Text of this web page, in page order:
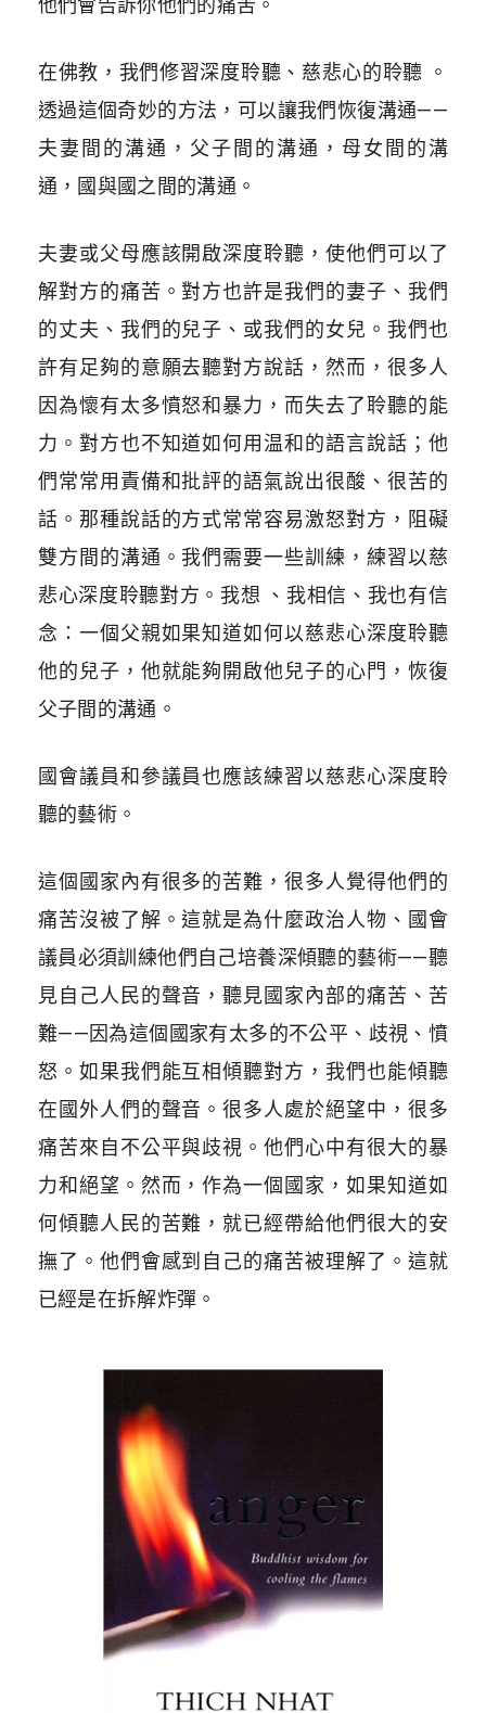
他們會告訴你他們的痛苦。
在佛教，我們修習深度聆聽、慈悲心的聆聽 。
透過這個奇妙的方法，可以讓我們恢復溝通——
夫妻間的溝通，父子間的溝通，母女間的溝
通，國與國之間的溝通。
夫妻或父母應該開啟深度聆聽，使他們可以了
解對方的痛苦。對方也許是我們的妻子、我們
的丈夫、我們的兒子、或我們的女兒。我們也
許有足夠的意願去聽對方說話，然而，很多人
因為懷有太多憤怒和暴力，而失去了聆聽的能
力。對方也不知道如何用温和的語言說話；他
們常常用責備和批評的語氣說出很酸、很苦的
話。那種說話的方式常常容易激怒對方，阻礙
雙方間的溝通。我們需要一些訓練，練習以慈
悲心深度聆聽對方。我想 、我相信、我也有信
念：一個父親如果知道如何以慈悲心深度聆聽
他的兒子，他就能夠開啟他兒子的心門，恢復
父子間的溝通。
國會議員和參議員也應該練習以慈悲心深度聆
聽的藝術。
這個國家內有很多的苦難，很多人覺得他們的
痛苦沒被了解。這就是為什麼政治人物、國會
議員必須訓練他們自己培養深傾聽的藝術——聽
見自己人民的聲音，聽見國家內部的痛苦、苦
難——因為這個國家有太多的不公平、歧視、憤
怒。如果我們能互相傾聽對方，我們也能傾聽
在國外人們的聲音。很多人處於絕望中，很多
痛苦來自不公平與歧視。他們心中有很大的暴
力和絕望。然而，作為一個國家，如果知道如
何傾聽人民的苦難，就已經帶給他們很大的安
撫了。他們會感到自己的痛苦被理解了。這就
已經是在拆解炸彈。